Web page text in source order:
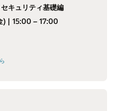
キュリティ基礎編
) | 15:00 – 17:00